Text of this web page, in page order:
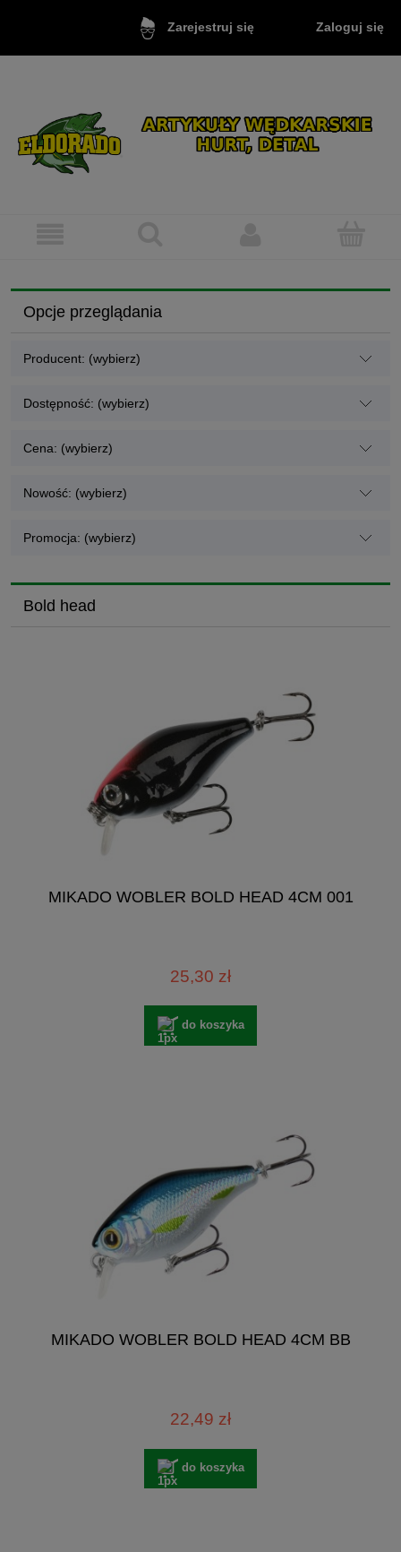
Zarejestruj się Zaloguj się
Opcje przeglądania
Producent: (wybierz)
Dostępność: (wybierz)
Cena: (wybierz)
Nowość: (wybierz)
Promocja: (wybierz)
Bold head
MIKADO WOBLER BOLD HEAD 4CM 001
25,30 zł
do koszyka
MIKADO WOBLER BOLD HEAD 4CM BB
22,49 zł
do koszyka